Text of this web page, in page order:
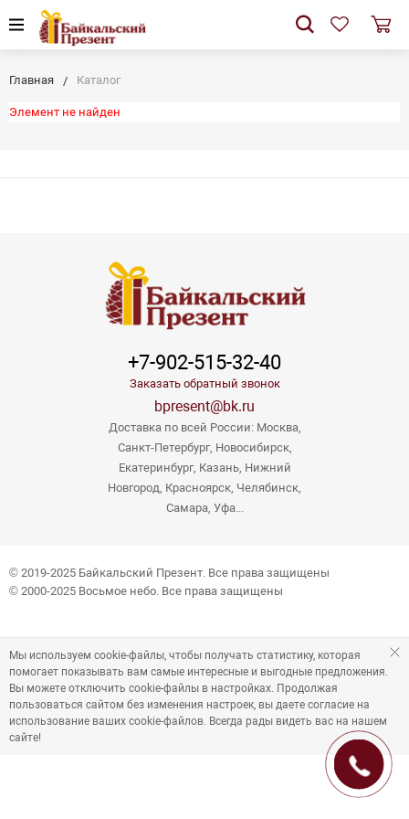
Главная Каталог
Элемент не найден
+7-902-515-32-40
Заказать обратный звонок
bpresent@bk.ru
Доставка по всей России: Москва,
Санкт-Петербург, Новосибирск,
Екатеринбург, Казань, Нижний
Новгород, Красноярск, Челябинск,
Самара, Уфа...
© 2019-2025 Байкальский Презент. Все права защищены
© 2000-2025 Восьмое небо. Все права защищены
Мы используем cookie-файлы, чтобы получать статистику, которая
помогает показывать вам самые интересные и выгодные предложения.
Вы можете отключить cookie-файлы в настройках. Продолжая
пользоваться сайтом без изменения настроек, вы даете согласие на
использование ваших cookie-файлов. Всегда рады видеть вас на нашем
сайте!